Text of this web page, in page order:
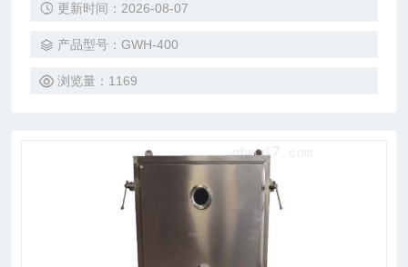
更新时间：2026-08-07
产品型号：GWH-400
浏览量：1169